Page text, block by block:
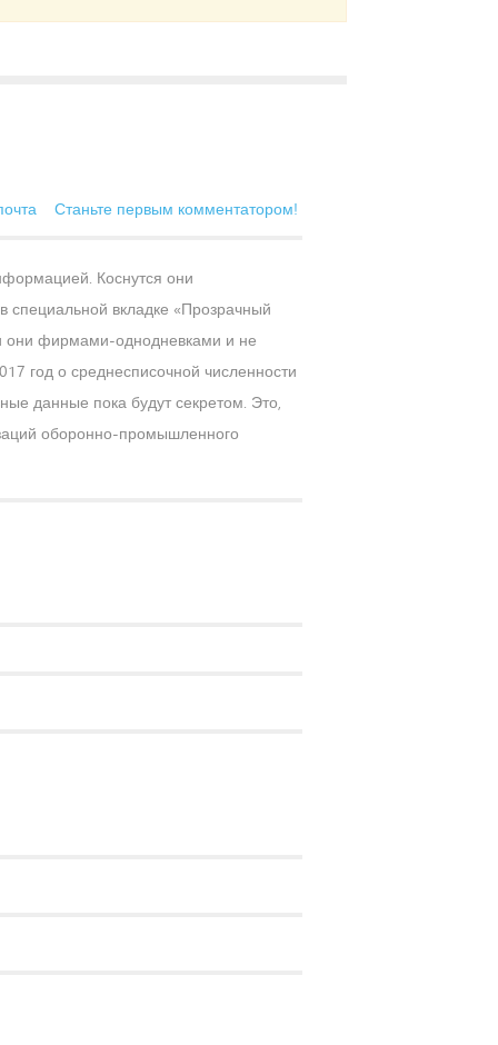
Станьте первым комментатором!
Коснутся они
вкладке «Прозрачный
они фирмами-однодневками и не
год о среднесписочной численности
данные пока будут секретом. Это,
оборонно-промышленного